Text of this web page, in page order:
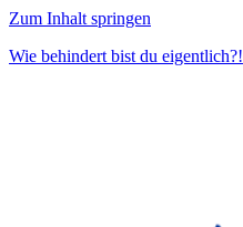
Zum Inhalt springen
Wie behindert bist du eigentlich?!